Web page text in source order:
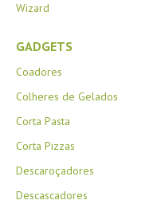
Wizard
GADGETS
Coadores
Colheres de Gelados
Corta Pasta
Corta Pizzas
Descaroçadores
Descascadores